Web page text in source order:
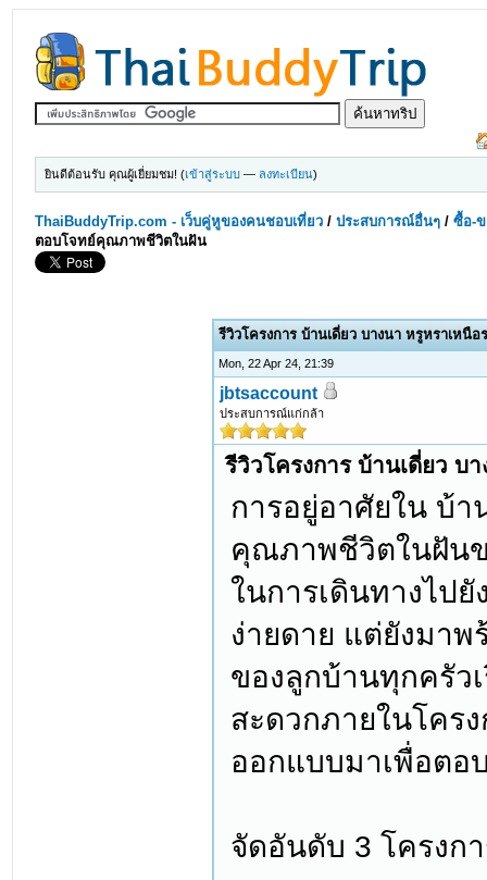
ยินดีต้อนรับ คุณผู้เยี่ยมชม! (เข้าสู่ระบบ — ลงทะเบียน)
ThaiBuddyTrip.com - เว็บคู่หูของคนชอบเที่ยว /ประสบการณ์อื่นๆ /ซื้อ-ข
ตอบโจทย์คุณภาพชีวิตในฝัน
รีวิวโครงการ บ้านเดี่ยว บางนา หรูหราเห
Mon, 22 Apr 24, 21:39
jbtsaccount
ประสบการณ์แก่กล้า
รีวิวโครงการ บ้านเดี่ยว
การอยู่อาศัยใน บ้า
คุณภาพชีวิตในฝันข
ในการเดินทางไป
ง่ายดาย แต่ยังมา
ของลูกบ้านทุกครัว
สะดวกภายในโคร
ออกแบบมาเพื่อตอ
จัดอันดับ 3 โครงก